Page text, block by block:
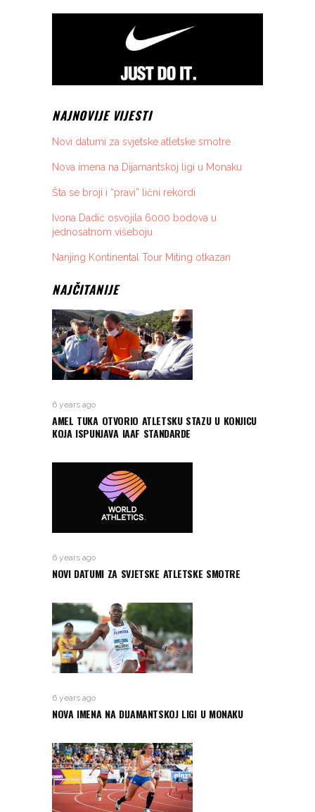
NAJNOVIJE VIJESTI
Novi datumi za svjetske atletske smotre
Nova imena na Dijamantskoj ligi u Monaku
Šta se broji i “pravi” lični rekordi
Ivona Dadić osvojila 6000 bodova u
jednosatnom višeboju
Nanjing Kontinental Tour Miting otkazan
NAJČITANIJE
6 years ago
AMEL TUKA OTVORIO ATLETSKU STAZU U KONJICU
KOJA ISPUNJAVA IAAF STANDARDE
6 years ago
NOVI DATUMI ZA SVJETSKE ATLETSKE SMOTRE
6 years ago
NOVA IMENA NA DIJAMANTSKOJ LIGI U MONAKU